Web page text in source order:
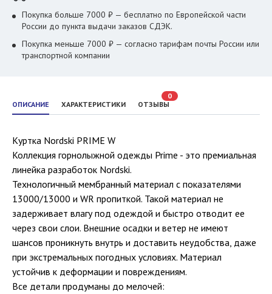
ОПИСАНИЕ ХАРАКТЕРИСТИКИ ОТЗЫВЫ
0
Куртка Nordski PRIME W
Коллекция горнолыжной одежды Prime - это премиальная
линейка разработок Nordski.
Технологичный мембранный материал с показателями
13000/13000 и WR пропиткой. Такой материал не
задерживает влагу под одеждой и быстро отводит ее
через свои слои. Внешние осадки и ветер не имеют
шансов проникнуть внутрь и доставить неудобства, даже
при экстремальных погодных условиях. Материал
устойчив к деформации и повреждениям.
Все детали продуманы до мелочей:
Покупка больше 7000 ₽ — бесплатно по Европейской части
России до пункта выдачи заказов СДЭК.
Покупка меньше 7000 ₽ — согласно тарифам почты России или
транспортной компании